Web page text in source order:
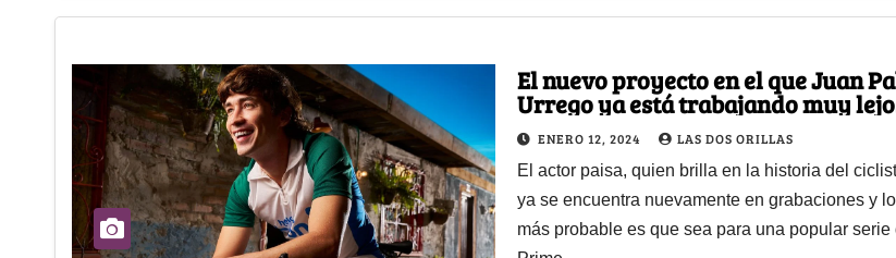
El nuevo proyecto en el que Juan
Urrego ya está trabajando muy
de Rigo
ENERO 12, 2024 LAS DOS ORILLAS
El actor paisa, quien brilla en la historia del
ya se encuentra nuevamente en grabaciones y lo
más probable es que sea para una popular serie